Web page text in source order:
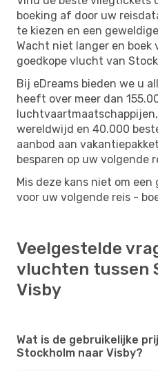
boeking af door uw
te kiezen en een
Wacht niet langer en boek
goedkope vlucht van
Bij eDreams bieden we u
heeft over meer dan
wereldwijd en 40.000
aanbod aan
besparen op uw volgende
Mis deze kans niet om
voor uw volgende reis -
Veelgestelde
vluchten tussen
Visby
Wat is de gebruikelijke
Stockholm naar Visby?